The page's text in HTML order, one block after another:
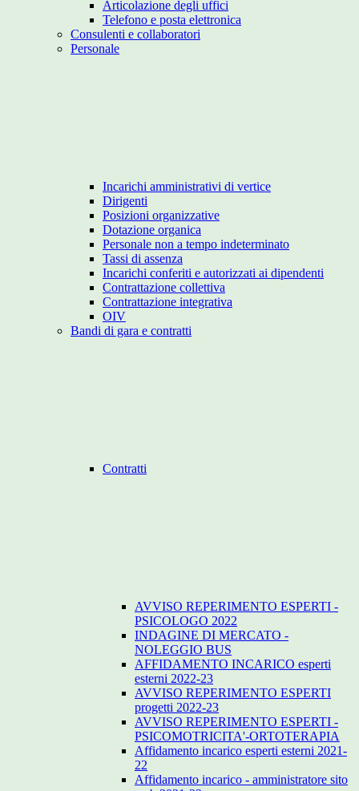
Articolazione degli uffici
Telefono e posta elettronica
Consulenti e collaboratori
Personale
Incarichi amministrativi di vertice
Dirigenti
Posizioni organizzative
Dotazione organica
Personale non a tempo indeterminato
Tassi di assenza
Incarichi conferiti e autorizzati ai dipendenti
Contrattazione collettiva
Contrattazione integrativa
OIV
Bandi di gara e contratti
Contratti
AVVISO REPERIMENTO ESPERTI -
PSICOLOGO 2022
INDAGINE DI MERCATO -
NOLEGGIO BUS
AFFIDAMENTO INCARICO esperti
esterni 2022-23
AVVISO REPERIMENTO ESPERTI
progetti 2022-23
AVVISO REPERIMENTO ESPERTI -
PSICOMOTRICITA'-ORTOTERAPIA
Affidamento incarico esperti esterni 2021-
22
Affidamento incarico - amministratore sito